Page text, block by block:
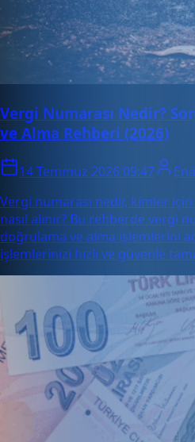
Vergi Numarası Nedir?
ve Alma Rehberi (2026)
14 Temmuz 2026 09:47
Vergi numarası nedir, kimler
nasıl alınır? Bu rehberde vergi
doğrulama ve alma işlemlerini
işlemlerinizi hızlı ve güvenle